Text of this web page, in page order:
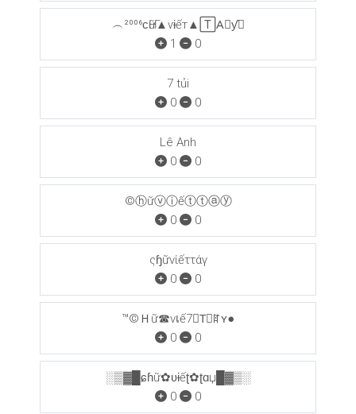
︵²⁰⁰⁶ϲҤữ▲ѵɨếт▲🅃A⃒ƴ☦
1
0
7 tủi
0
0
Lê Anh
0
0
©ⓗữⓥⓘếⓣⓣⓐⓨ
0
0
ςɧữνίếττάγ
0
0
™©Ｈữ☎νเế7☎T⃒ꍏʏ●
0
0
░▒▓█ɕɦữ✿ʋɨếʈ✿ʈɑџ█▓▒░
0
0